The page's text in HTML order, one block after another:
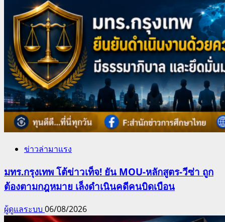
ข่าวล่ามาแรง
มทร.กรุงเทพ โต้ข่าวเท็จ! ยัน MOU-หลักสูตร-วีซ่า ถูก
ต้องตามกฎหมาย เล็งดำเนินคดีคนบิดเบือน
ผู้ดูแลระบบ 06/08/2026